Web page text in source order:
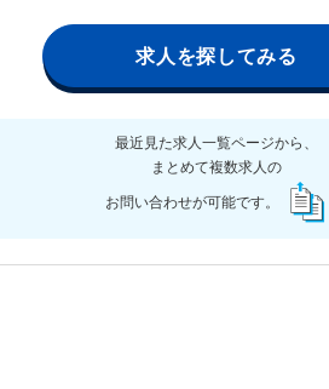
求人を探してみる
最近見た求人一覧ページから、
まとめて複数求人の
お問い合わせが可能です。